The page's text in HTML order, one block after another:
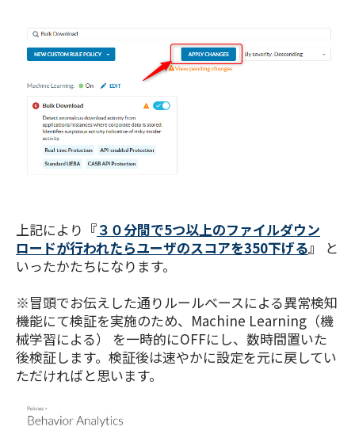
上記により 『３０分間で5つ以上のファイルダウン
ロードが行われたらユーザのスコアを350下げる』
と
いったかたちになります。
※冒頭でお伝えした通りルールベースによる異常検知
機能にて検証を実施のため、Machine Learning（機
械学習による） を一時的にOFFにし、数時間置いた
後検証します。検証後は速やかに設定を元に戻してい
ただければと思います。